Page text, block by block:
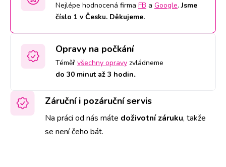
Nejlépe hodnocená firma FB a Google.Jsme
číslo 1 v Česku. Děkujeme.
Opravy na počkání
Téměř všechny opravy zvládneme
do 30 minut až 3 hodin..
Záruční i pozáruční servis
Na práci od nás máte doživotní záruku, takže
se není čeho bát.